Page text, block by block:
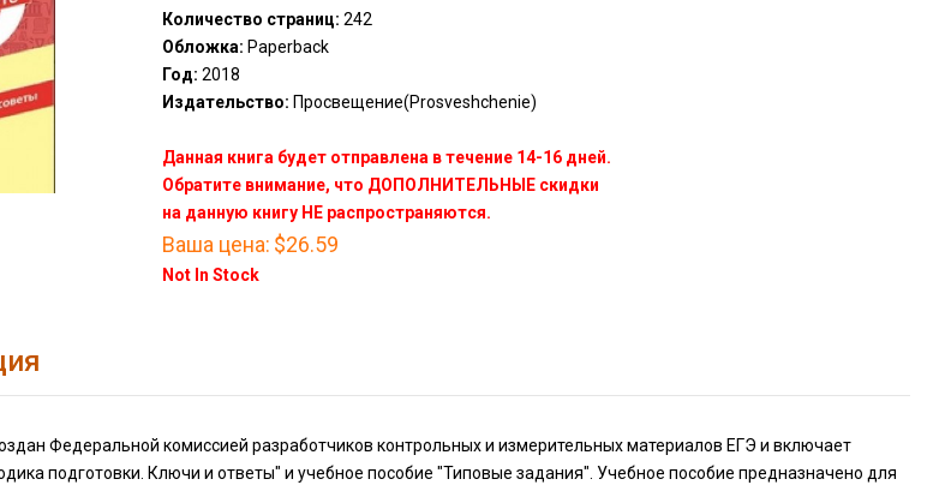
Количество страниц: 242
Обложка: Paperback
Год: 2018
Издательство: Просвещение(Prosveshchenie)
Данная книга будет отправлена в течение 14-16 дней.
Обратите внимание, что ДОПОЛНИТЕЛЬНЫЕ скидки
на данную книгу НЕ распространяются.
Ваша цена: $26.59
Not In Stock
Федеральной комиссией разработчиков контрольных и измерительных материалов ЕГЭ и включает
подготовки. Ключи и ответы" и учебное пособие "Типовые задания". Учебное пособие предназначено для